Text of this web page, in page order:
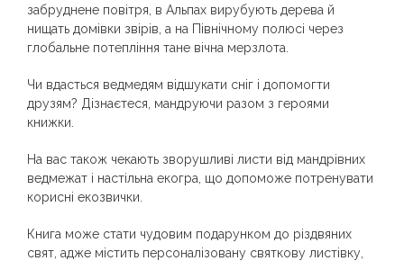
забруднене повітря, в Альпах вирубують дерева й
нищать домівки звірів, а на Північному полюсі через
глобальне потепління тане вічна мерзлота.
Чи вдасться ведмедям відшукати сніг і допомогти
друзям? Дізнаєтеся, мандруючи разом з героями
книжки.
На вас також чекають зворушливі листи від мандрівних
ведмежат і настільна екогра, що допоможе потренувати
корисні екозвички.
Книга може стати чудовим подарунком до різдвяних
свят, адже містить персоналізовану святкову листівку,